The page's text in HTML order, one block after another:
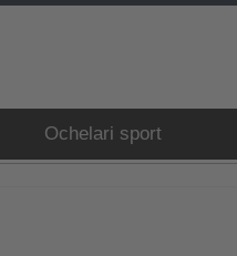
Ochelari sport